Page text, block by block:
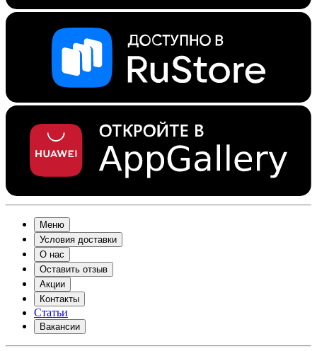
Меню
Условия доставки
О нас
Оставить отзыв
Акции
Контакты
Статьи
Вакансии